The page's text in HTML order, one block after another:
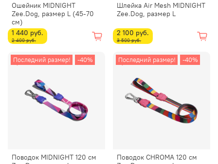
Ошейник MIDNIGHT
Zee.Dog, размер L (45-70
см)
1 440 руб.
2 400 руб.
Шлейка Air Mesh MIDNIGHT
Zee.Dog, размер L
2 100 руб.
3 500 руб.
Последний размер! -40%
Поводок MIDNIGHT 120 см
Последний размер! -40%
Поводок CHROMA 120 см